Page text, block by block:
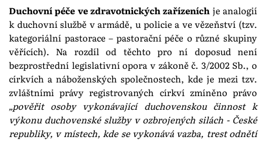
Duchovní péče ve zdravotnických zařízeních je analogií
k duchovní službě v armádě, u policie a ve vězeňství (tzv.
kategoriální pastorace – pastorační péče o různé skupiny
věřících). Na rozdíl od těchto pro ní doposud není
bezprostřední legislativní opora v zákoně č. 3/2002 Sb., o
církvích a náboženských společnostech, kde je mezi tzv.
zvláštními právy registrovaných církví zmíněno právo
„pověřit osoby vykonávající duchovenskou činnost k
výkonu duchovenské služby v ozbrojených silách - České
republiky, v místech, kde se vykonává vazba, trest odnětí